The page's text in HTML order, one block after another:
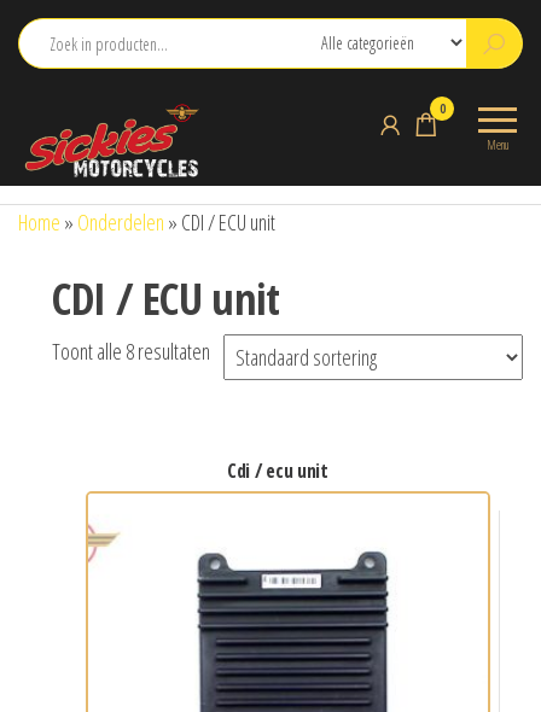
naar
Menu
0
Home » Onderdelen » CDI / ECU unit
CDI / ECU unit
Toont alle 8 resultaten
cdi / ecu unit